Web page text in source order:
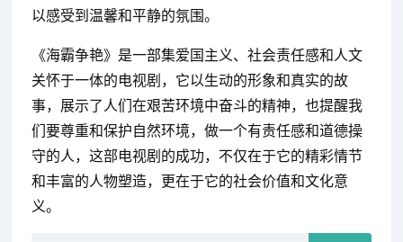
以感受到温馨和平静的氛围。
《海霸争艳》是一部集爱国主义、社会责任感和人文
关怀于一体的电视剧，它以生动的形象和真实的故
事，展示了人们在艰苦环境中奋斗的精神，也提醒我
们要尊重和保护自然环境，做一个有责任感和道德操
守的人，这部电视剧的成功，不仅在于它的精彩情节
和丰富的人物塑造，更在于它的社会价值和文化意
义。